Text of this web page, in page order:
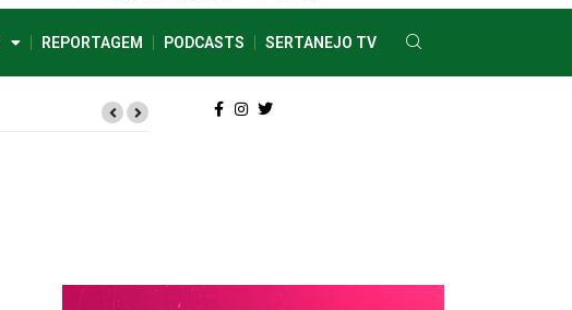
REPORTAGEM PODCASTS SERTANEJO TV